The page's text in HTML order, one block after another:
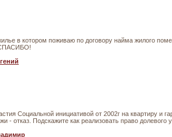
в котором поживаю по договору найма жилого
СПАСИБО!
Социальной инициативой от 2002г на квартиру
- отказ. Подскажите как реализовать право